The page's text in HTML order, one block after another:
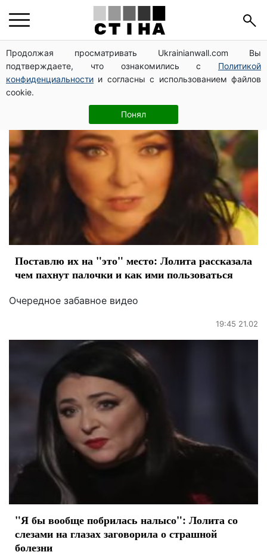
Продолжая просматривать Ukrainianwall.com Вы
подтверждаете, что ознакомились с Политикой
конфиденциальности и согласны с использованием файлов
cookie.
Понял
Лолита Милявская
Поставлю их на "это" место: Лолита рассказала
чем пахнут палочки и как ими пользоваться
Очередное забавное видео
19:45 21.02
"Я бы вообще побрилась налысо": Лолита со
слезами на глазах заговорила о страшной
болезни